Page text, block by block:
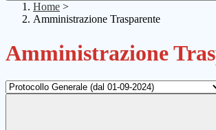
Home >
Amministrazione Trasparente
Amministrazione